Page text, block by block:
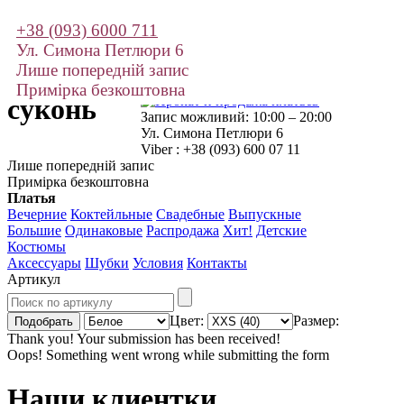
Прокат та
продаж
суконь
+38 (093) 6000 711
Ул. Симона Петлюри 6
Лише попередній запис
Примірка безкоштовна
Запис можливий: 10:00 – 20:00
Ул. Симона Петлюри 6
Viber : +38 (093) 600 07 11
Лише попередній запис
Примірка безкоштовна
Платья
Вечерние Коктейльные Свадебные Выпускные
Большие Одинаковые Распродажа Хит! Детские
Костюмы
Аксессуары Шубки Условия Контакты
Артикул
Цвет:
Размер:
Thank you! Your submission has been received!
Oops! Something went wrong while submitting the form